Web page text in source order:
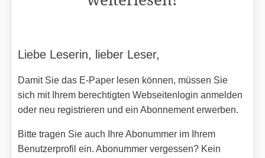
Liebe Leserin, lieber Leser,
Damit Sie das E-Paper lesen können, müssen Sie
sich mit Ihrem berechtigten Webseitenlogin anmelden
oder neu registrieren und ein Abonnement erwerben.
Bitte tragen Sie auch Ihre Abonummer im Ihrem
Benutzerprofil ein. Abonummer vergessen? Kein